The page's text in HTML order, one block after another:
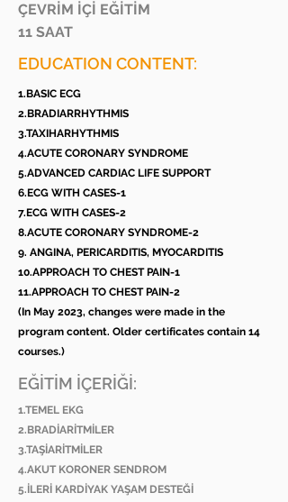
ÇEVRİM İÇİ EĞİTİM
11 SAAT
EDUCATION CONTENT:
1.BASIC ECG
2.BRADIARRHYTHMIS
3.TAXIHARHYTHMIS
4.ACUTE CORONARY SYNDROME
5.ADVANCED CARDIAC LIFE SUPPORT
6.ECG WITH CASES-1
7.ECG WITH CASES-2
8.ACUTE CORONARY SYNDROME-2
9. ANGINA, PERICARDITIS, MYOCARDITIS
10.APPROACH TO CHEST PAIN-1
11.APPROACH TO CHEST PAIN-2
(In May 2023, changes were made in the
program content. Older certificates contain 14
courses.)
EĞİTİM İÇERİĞİ:
1.TEMEL EKG
2.BRADİARİTMİLER
3.TAŞİARİTMİLER
4.AKUT KORONER SENDROM
5.İLERİ KARDİYAK YAŞAM DESTEĞİ